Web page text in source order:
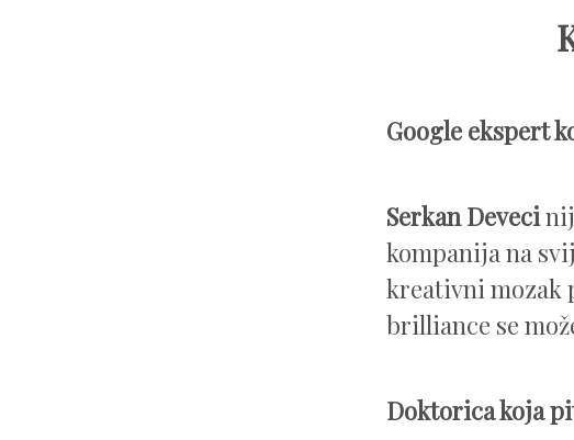
Google ekspert
Serkan Deveci
kompanija na
kreativni mozak
brilliance se
Doktorica koja